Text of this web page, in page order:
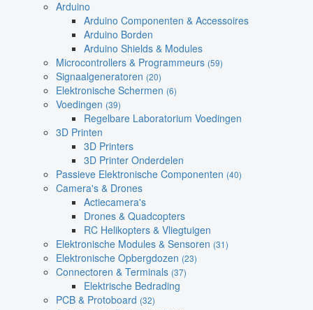
Arduino
Arduino Componenten & Accessoires
Arduino Borden
Arduino Shields & Modules
Microcontrollers & Programmeurs (59)
Signaalgeneratoren (20)
Elektronische Schermen (6)
Voedingen (39)
Regelbare Laboratorium Voedingen
3D Printen
3D Printers
3D Printer Onderdelen
Passieve Elektronische Componenten (40)
Camera's & Drones
Actiecamera's
Drones & Quadcopters
RC Helikopters & Vliegtuigen
Elektronische Modules & Sensoren (31)
Elektronische Opbergdozen (23)
Connectoren & Terminals (37)
Elektrische Bedrading
PCB & Protoboard (32)